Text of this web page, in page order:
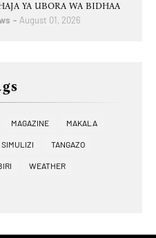
YA UBORA WA BIDHAA
August 01, 2026
MAGAZINE MAKALA
SIMULIZI TANGAZO
WEATHER